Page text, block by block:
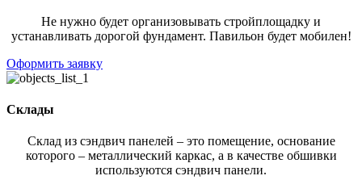
Не нужно будет организовывать стройплощадку и
устанавливать дорогой фундамент. Павильон будет мобилен!
Оформить заявку
Склады
Склад из сэндвич панелей – это помещение, основание
которого – металлический каркас, а в качестве обшивки
используются сэндвич панели.